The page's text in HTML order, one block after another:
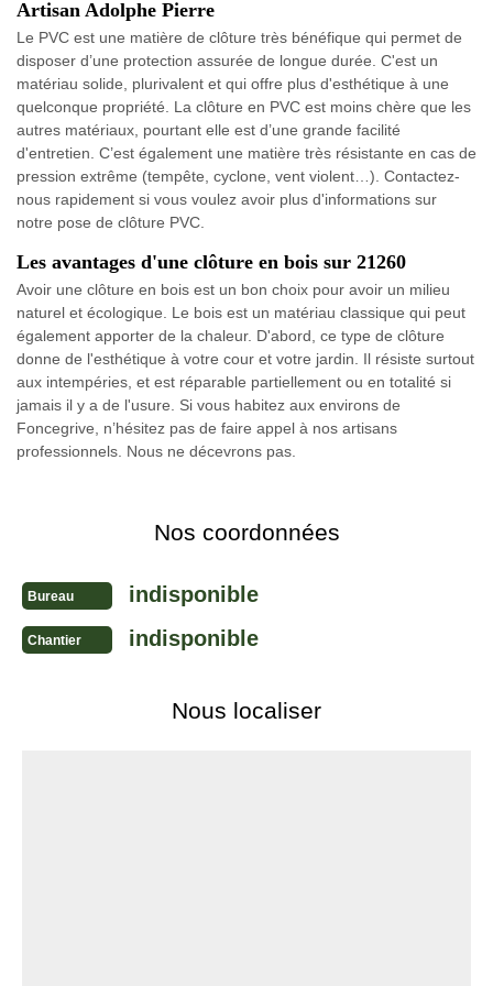
Artisan Adolphe Pierre
Le PVC est une matière de clôture très bénéfique qui permet de
disposer d’une protection assurée de longue durée. C'est un
matériau solide, plurivalent et qui offre plus d'esthétique à une
quelconque propriété. La clôture en PVC est moins chère que les
autres matériaux, pourtant elle est d’une grande facilité
d'entretien. C’est également une matière très résistante en cas de
pression extrême (tempête, cyclone, vent violent…). Contactez-
nous rapidement si vous voulez avoir plus d'informations sur
notre pose de clôture PVC.
Les avantages d'une clôture en bois sur 21260
Avoir une clôture en bois est un bon choix pour avoir un milieu
naturel et écologique. Le bois est un matériau classique qui peut
également apporter de la chaleur. D'abord, ce type de clôture
donne de l'esthétique à votre cour et votre jardin. Il résiste surtout
aux intempéries, et est réparable partiellement ou en totalité si
jamais il y a de l'usure. Si vous habitez aux environs de
Foncegrive, n’hésitez pas de faire appel à nos artisans
professionnels. Nous ne décevrons pas.
Nos coordonnées
Bureau indisponible
Chantier indisponible
Nous localiser